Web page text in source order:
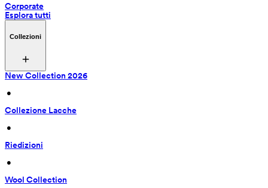
Corporate
Esplora tutti
Collezioni
New Collection 2026
•
Collezione Lacche
•
Riedizioni
•
Wool Collection